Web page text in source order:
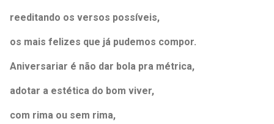
reeditando os versos possíveis,
os mais felizes que já pudemos compor.
Aniversariar é não dar bola pra métrica,
adotar a estética do bom viver,
com rima ou sem rima,